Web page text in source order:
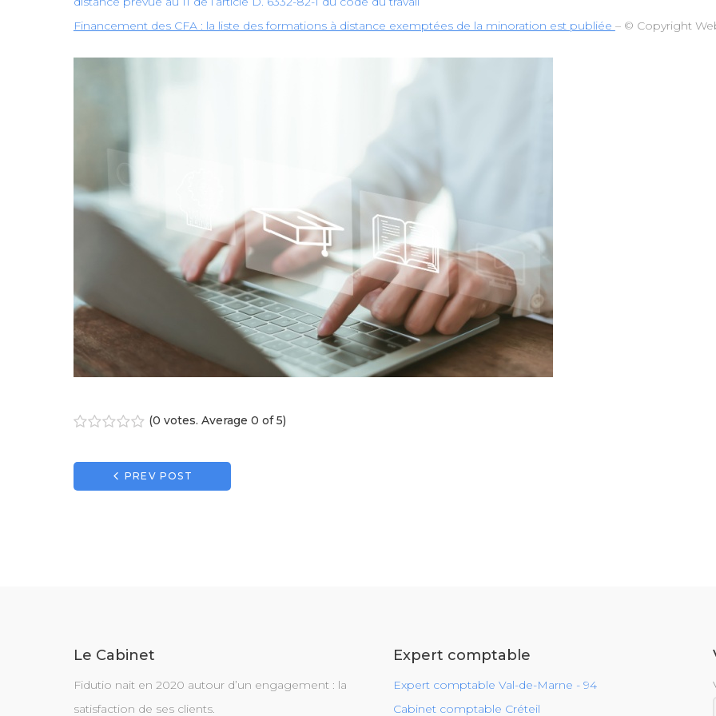
Financement des CFA : la liste des formations à distance exemptées de la minoration est publiée – © Copyright
(0 votes. Average 0 of 5)
Navigation
PREV POST
Le Cabinet
Fidutio nait en 2020 autour d’un engagement : la
satisfaction de ses clients.
Expert comptable
Expert comptable Val-de-Marne - 94
Cabinet comptable Créteil